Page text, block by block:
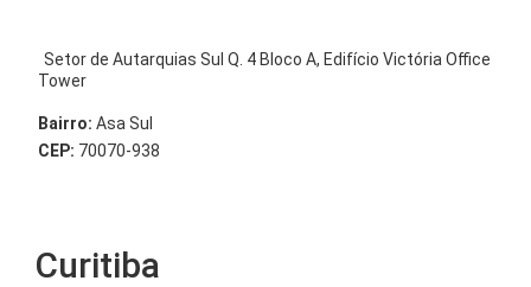
Setor de Autarquias Sul Q. 4 Bloco A, Edifício Victória Office
Tower
Bairro: Asa Sul
CEP: 70070-938
Curitiba